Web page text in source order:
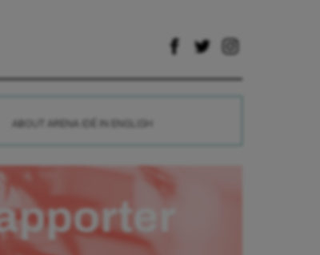
ABOUT ARENA IDÉ IN ENGLISH